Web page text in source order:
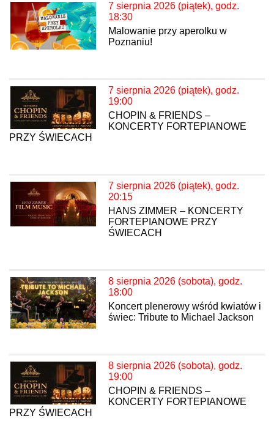
7 sierpnia 2026 (piątek), godz.
18:30
Malowanie przy aperolku w
Poznaniu!
7 sierpnia 2026 (piątek), godz.
19:00
CHOPIN & FRIENDS –
KONCERTY FORTEPIANOWE
PRZY ŚWIECACH
7 sierpnia 2026 (piątek), godz.
20:15
HANS ZIMMER – KONCERTY
FORTEPIANOWE PRZY
ŚWIECACH
8 sierpnia 2026 (sobota), godz.
18:00
Koncert plenerowy wśród kwiatów i
świec: Tribute to Michael Jackson
8 sierpnia 2026 (sobota), godz.
19:00
CHOPIN & FRIENDS –
KONCERTY FORTEPIANOWE
PRZY ŚWIECACH